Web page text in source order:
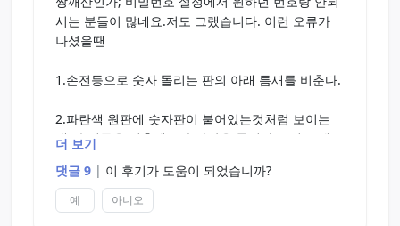
시는 분들이 많네요.저도 그랬습니다. 이런 오류가
나셨을땐
1.손전등으로 숫자 돌리는 판의 아래 틈새를 비춘다.
2.파란색 원판에 숫자판이 붙어있는것처럼 보이는
데, 손전등을 비춘채로 숫자판을 돌리다 보면 크게
패인 부분은 거의 점 하나 찍어놓은것 같이 생김)
3. 둘 중 매우 작게 패인부분 바로 위에 새겨진 숫자
더 보기
댓글 9 | 이 후기가 도움이 되었습니까?
예 아니오